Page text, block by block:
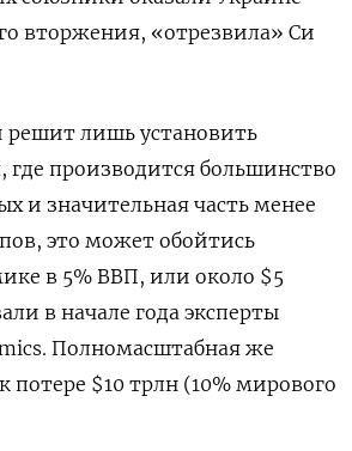
вторжения, «отрезвила» Си
решит лишь установить
где производится большинство
и значительная часть менее
это может обойтись
в 5% ВВП, или около $5
в начале года эксперты
Полномасштабная же
потере $10 трлн (10% мирового